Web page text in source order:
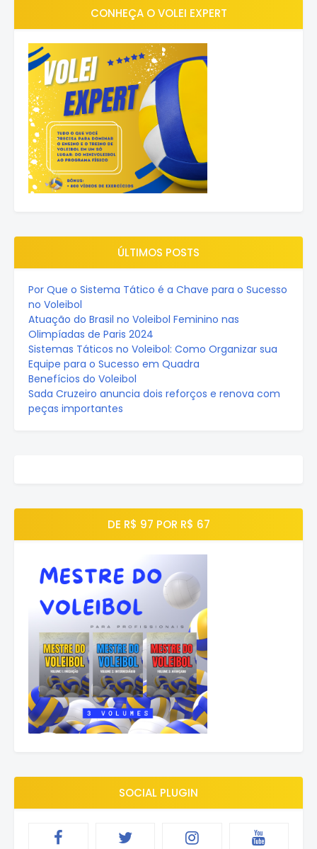
CONHEÇA O VOLEI EXPERT
ÚLTIMOS POSTS
Por Que o Sistema Tático é a Chave para o Sucesso
no Voleibol
Atuação do Brasil no Voleibol Feminino nas
Olimpíadas de Paris 2024
Sistemas Táticos no Voleibol: Como Organizar sua
Equipe para o Sucesso em Quadra
Benefícios do Voleibol
Sada Cruzeiro anuncia dois reforços e renova com
peças importantes
DE R$ 97 POR R$ 67
SOCIAL PLUGIN